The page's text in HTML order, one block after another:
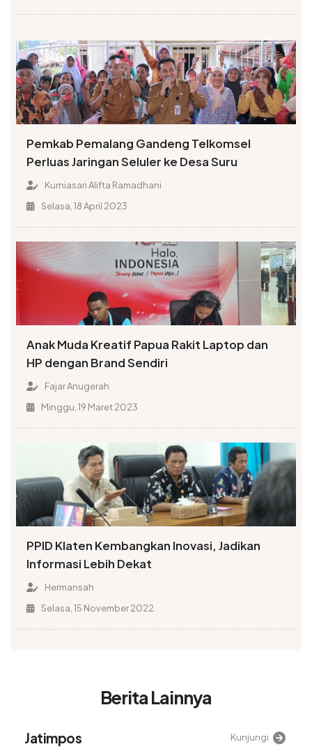
Pemkab Pemalang Gandeng Telkomsel
Perluas Jaringan Seluler ke Desa Suru
Kurniasari Alifta Ramadhani
Selasa, 18 April 2023
Anak Muda Kreatif Papua Rakit Laptop dan
HP dengan Brand Sendiri
Fajar Anugerah
Minggu, 19 Maret 2023
PPID Klaten Kembangkan Inovasi, Jadikan
Informasi Lebih Dekat
Hermansah
Selasa, 15 November 2022
Berita Lainnya
Alinea Kunjungi